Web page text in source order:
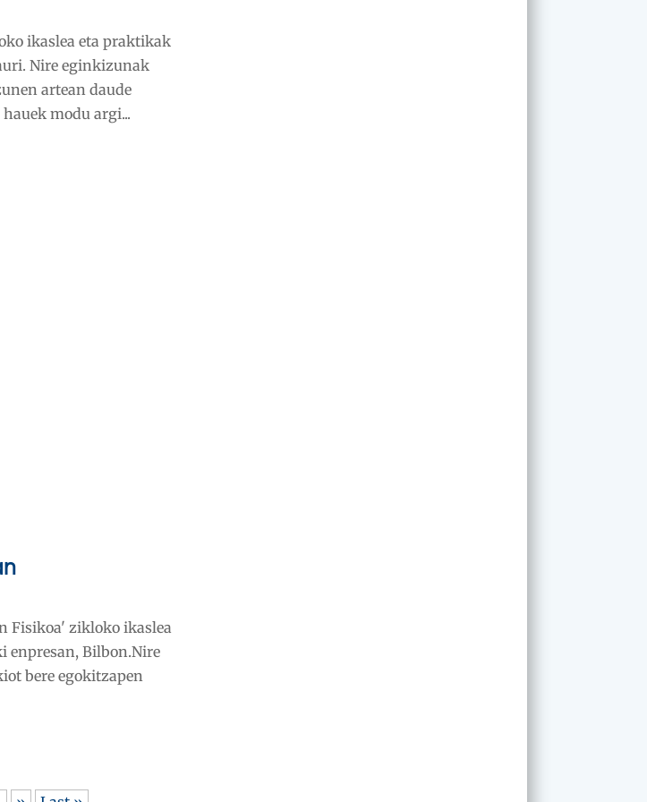
ikaslea eta praktikak
Nire eginkizunak
artean daude
modu argi...
Fisikoa' zikloko ikaslea
enpresan, Bilbon.Nire
bere egokitzapen